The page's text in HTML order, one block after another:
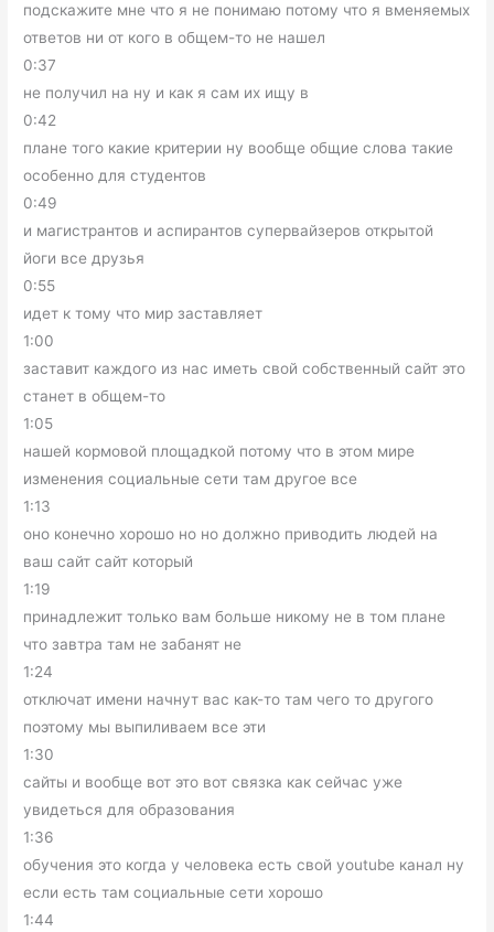
подскажите мне что я не понимаю потому что я вменяемых
ответов ни от кого в общем-то не нашел
0:37
не получил на ну и как я сам их ищу в
0:42
плане того какие критерии ну вообще общие слова такие
особенно для студентов
0:49
и магистрантов и аспирантов супервайзеров открытой
йоги все друзья
0:55
идет к тому что мир заставляет
1:00
заставит каждого из нас иметь свой собственный сайт это
станет в общем-то
1:05
нашей кормовой площадкой потому что в этом мире
изменения социальные сети там другое все
1:13
оно конечно хорошо но но должно приводить людей на
ваш сайт сайт который
1:19
принадлежит только вам больше никому не в том плане
что завтра там не забанят не
1:24
отключат имени начнут вас как-то там чего то другого
поэтому мы выпиливаем все эти
1:30
сайты и вообще вот это вот связка как сейчас уже
увидеться для образования
1:36
обучения это когда у человека есть свой youtube канал ну
если есть там социальные сети хорошо
1:44